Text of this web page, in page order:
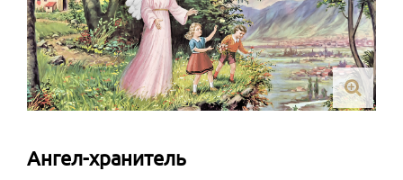
Ангел-хранитель